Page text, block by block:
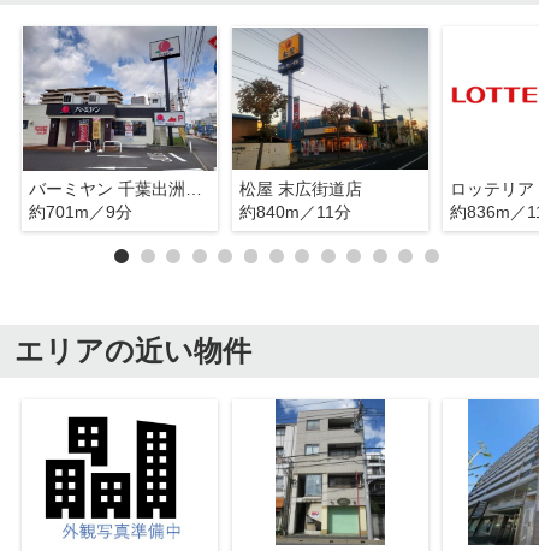
約701m／9分
松屋 末広街道店
約840m／11分
約836m／
エリアの近い物件